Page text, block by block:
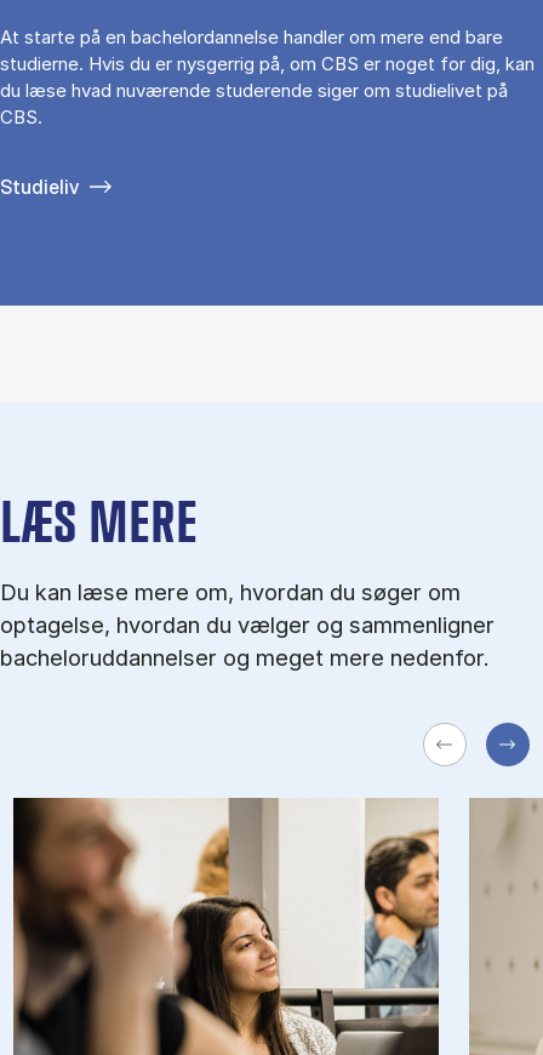
At starte på en bachelordannelse handler om mere end bare
studierne. Hvis du er nysgerrig på, om CBS er noget for dig, kan
du læse hvad nuværende studerende siger om studielivet på
CBS.
Studieliv
LÆS MERE
Du kan læse mere om, hvordan du søger om
optagelse, hvordan du vælger og sammenligner
bacheloruddannelser og meget mere nedenfor.